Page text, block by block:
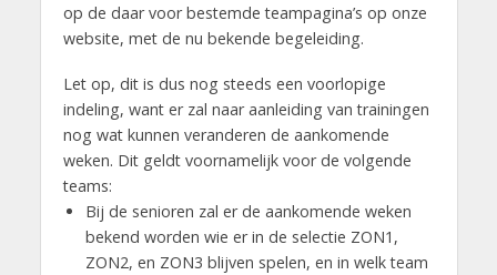
op de daar voor bestemde teampagina’s op onze
website, met de nu bekende begeleiding.
Let op, dit is dus nog steeds een voorlopige
indeling, want er zal naar aanleiding van trainingen
nog wat kunnen veranderen de aankomende
weken. Dit geldt voornamelijk voor de volgende
teams:
Bij de senioren zal er de aankomende weken
bekend worden wie er in de selectie ZON1,
ZON2, en ZON3 blijven spelen, en in welk team